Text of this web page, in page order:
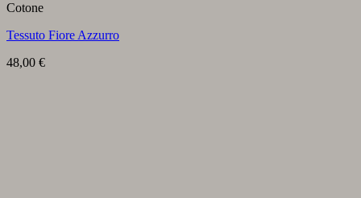
Cotone
Tessuto Fiore Azzurro
48,00 €